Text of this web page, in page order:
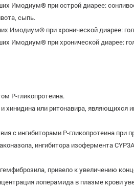
Имодиум® при острой диарее:
сыпь.
Имодиум® при хронической диарее:
Имодиум® при хронической диарее:
Р-гликопротеина.
или ритонавира, являющихся
с ингибиторами Р-гликопротеина
ингибитора изофермента
привело к увеличению
лоперамида в плазме крови